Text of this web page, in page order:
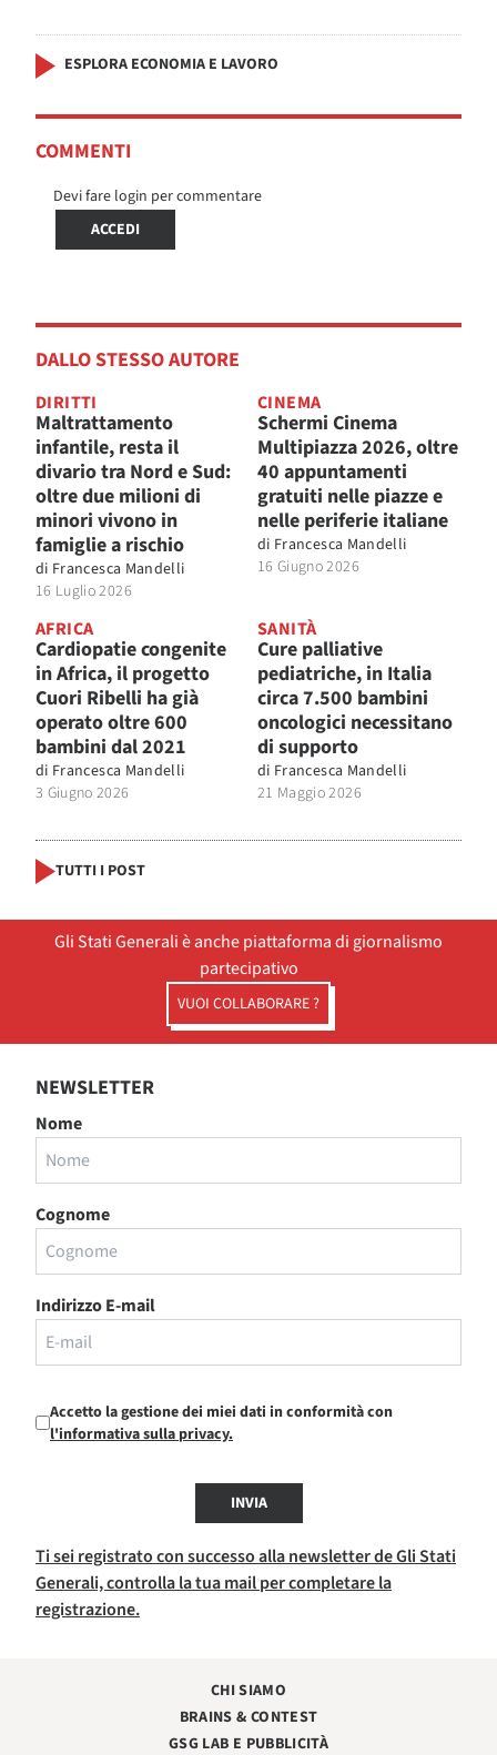
ESPLORA ECONOMIA E LAVORO
COMMENTI
Devi fare login per commentare
ACCEDI
DALLO STESSO AUTORE
DIRITTI
Maltrattamento
infantile, resta il
divario tra Nord e Sud:
oltre due milioni di
minori vivono in
famiglie a rischio
di Francesca Mandelli
16 Luglio 2026
CINEMA
Schermi Cinema
Multipiazza 2026, oltre
40 appuntamenti
gratuiti nelle piazze e
nelle periferie italiane
di Francesca Mandelli
16 Giugno 2026
AFRICA
Cardiopatie congenite
in Africa, il progetto
Cuori Ribelli ha già
operato oltre 600
bambini dal 2021
di Francesca Mandelli
3 Giugno 2026
SANITÀ
Cure palliative
pediatriche, in Italia
circa 7.500 bambini
oncologici necessitano
di supporto
di Francesca Mandelli
21 Maggio 2026
TUTTI I POST
Gli Stati Generali è anche piattaforma di giornalismo
partecipativo
VUOI COLLABORARE ?
NEWSLETTER
Nome
Cognome
Indirizzo E-mail
Accetto la gestione dei miei dati in conformità con
l'informativa sulla privacy.
INVIA
Ti sei registrato con successo alla newsletter de Gli Stati
Generali, controlla la tua mail per completare la
registrazione.
CHI SIAMO
BRAINS & CONTEST
GSG LAB E PUBBLICITÀ